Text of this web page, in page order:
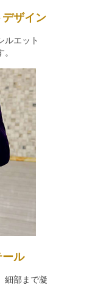
ザイン
ルエット
ール
細部まで凝